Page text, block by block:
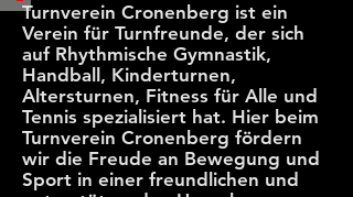
Turnverein Cronenberg ist ein
Verein für Turnfreunde, der sich
auf Rhythmische Gymnastik,
Handball, Kinderturnen,
Altersturnen, Fitness für Alle und
Tennis spezialisiert hat. Hier beim
Turnverein Cronenberg fördern
wir die Freude an Bewegung und
Sport in einer freundlichen und